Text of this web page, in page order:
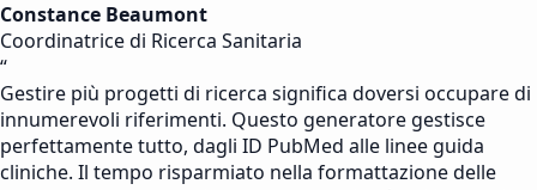
Constance Beaumont
Coordinatrice di Ricerca Sanitaria
“
Gestire più progetti di ricerca significa doversi occupare di
innumerevoli riferimenti. Questo generatore gestisce
perfettamente tutto, dagli ID PubMed alle linee guida
cliniche. Il tempo risparmiato nella formattazione delle